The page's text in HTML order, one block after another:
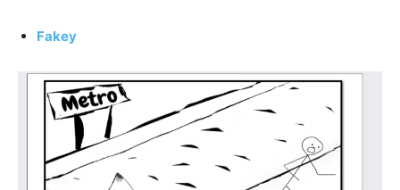
Fakey